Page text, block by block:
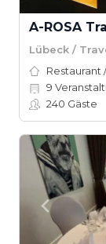
A-ROSA
Lübeck /
Restaurant
9
240 Gäste